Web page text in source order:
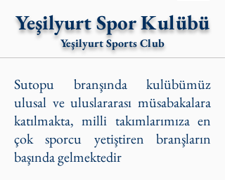
Yeşilyurt Spor Kulübü
Yeşilyurt Sports Club
Sutopu branşında kulübümüz
ulusal ve uluslararası müsabakalara
katılmakta, milli takımlarımıza en
çok sporcu yetiştiren branşların
başında gelmektedir